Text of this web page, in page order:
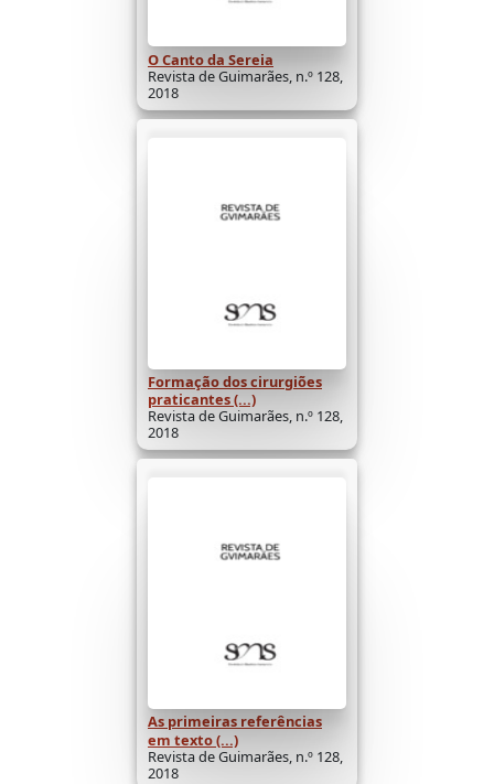
O Canto da Sereia
Revista de Guimarães, n.º 128,
2018
Formação dos cirurgiões
praticantes (...)
Revista de Guimarães, n.º 128,
2018
As primeiras referências
em texto (...)
Revista de Guimarães, n.º 128,
2018